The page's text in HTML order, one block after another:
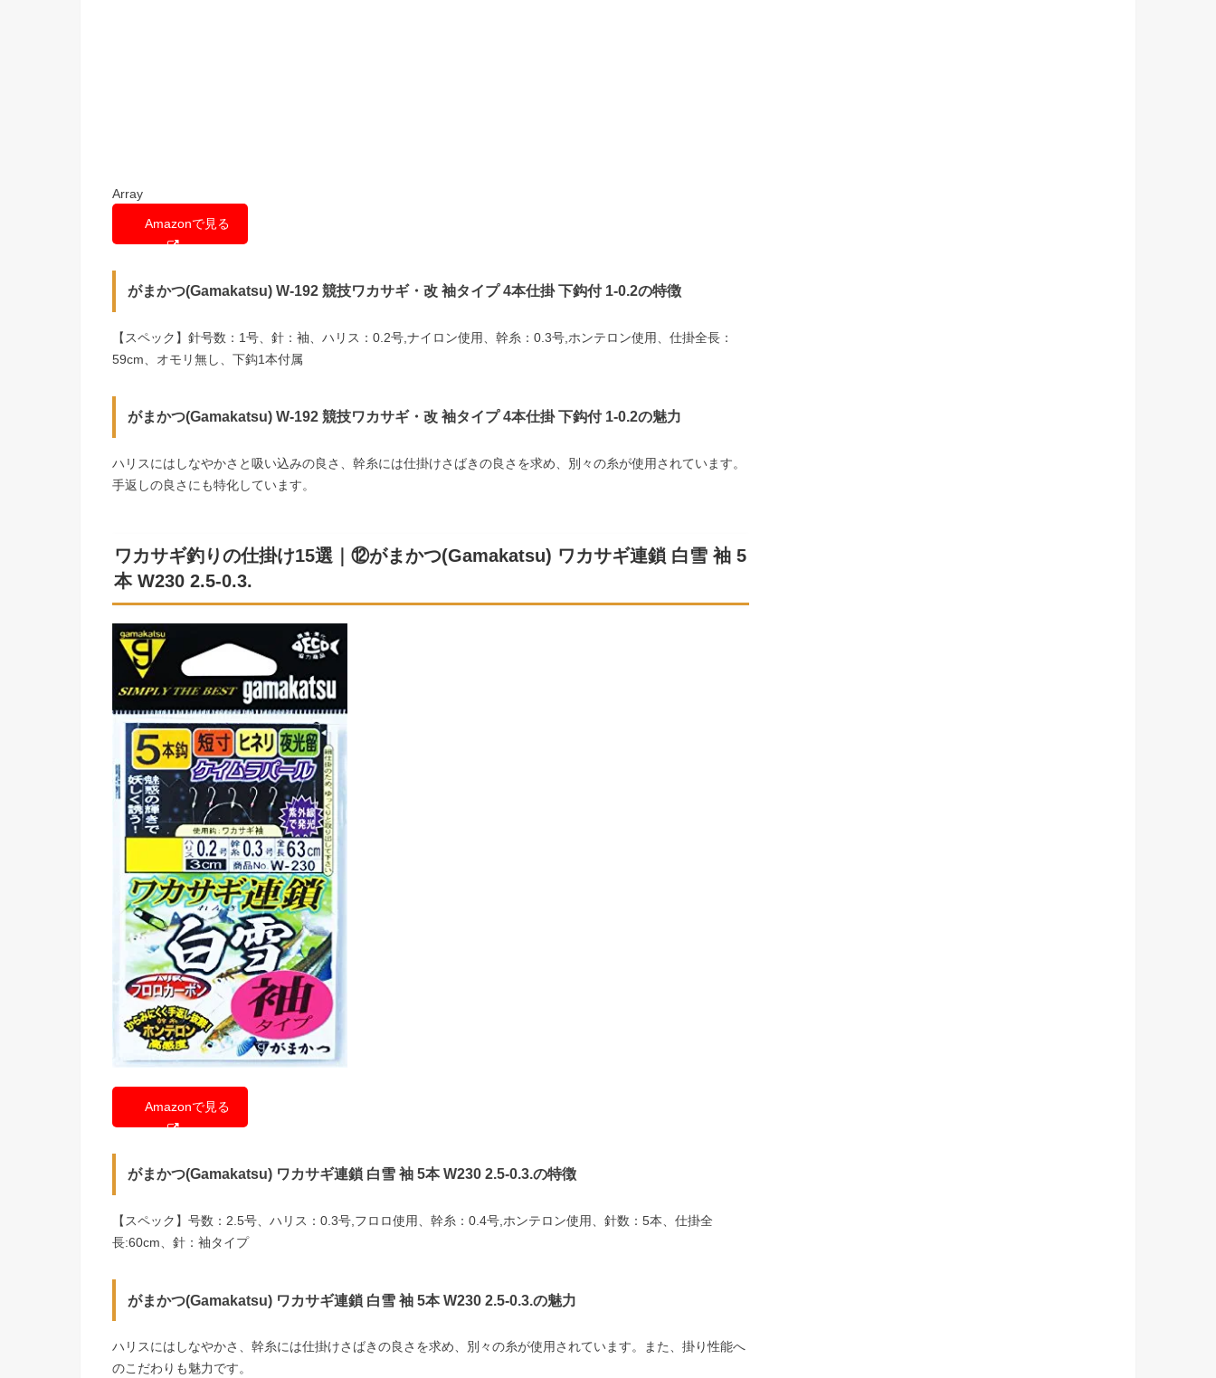
Array
Amazonで見る
がまかつ(Gamakatsu) W-192 競技ワカサギ・改 袖タイプ 4本仕掛 下鈎付 1-0.2の特徴
【スペック】針号数：1号、針：袖、ハリス：0.2号,ナイロン使用、幹糸：0.3号,ホンテロン使用、仕掛全長：
59cm、オモリ無し、下鈎1本付属
がまかつ(Gamakatsu) W-192 競技ワカサギ・改 袖タイプ 4本仕掛 下鈎付 1-0.2の魅力
ハリスにはしなやかさと吸い込みの良さ、幹糸には仕掛けさばきの良さを求め、別々の糸が使用されています。
手返しの良さにも特化しています。
ワカサギ釣りの仕掛け15選｜⑫がまかつ(Gamakatsu) ワカサギ連鎖 白雪 袖 5
本 W230 2.5-0.3.
Amazonで見る
がまかつ(Gamakatsu) ワカサギ連鎖 白雪 袖 5本 W230 2.5-0.3.の特徴
【スペック】号数：2.5号、ハリス：0.3号,フロロ使用、幹糸：0.4号,ホンテロン使用、針数：5本、仕掛全
長:60cm、針：袖タイプ
がまかつ(Gamakatsu) ワカサギ連鎖 白雪 袖 5本 W230 2.5-0.3.の魅力
ハリスにはしなやかさ、幹糸には仕掛けさばきの良さを求め、別々の糸が使用されています。また、掛り性能へ
のこだわりも魅力です。